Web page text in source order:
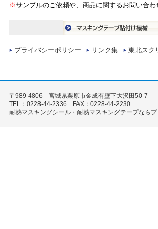
※サンプルのご依頼や、商品に関するお問い合
プライバシーポリシー リンク集 東北スク
〒989-4806 宮城県栗原市金成有壁下大沢田50-7
TEL：0228-44-2336 FAX：0228-44-2230
耐熱マスキングシール・耐熱マスキングテープならプ